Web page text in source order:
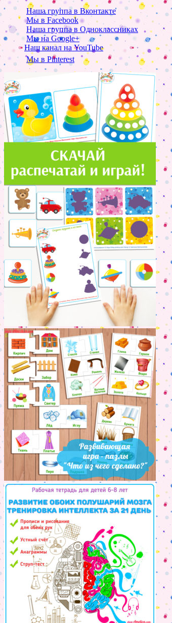
Наша группа в Вконтакте
Мы в Facebook
Наша группа в Одноклассниках
Мы на Google+
Наш канал на YouTube
Мы в Pinterest